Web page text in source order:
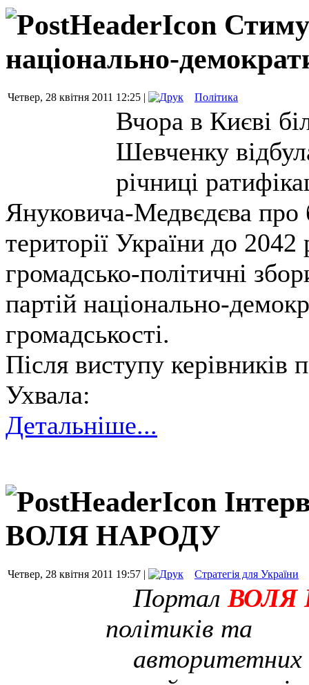
національно-
Четвер, 28 квітня 2011 12:25 | Політика
Вчора в Києві
Шевченку
річниці
Януковича-Медвєдєва про
території України до
громадсько-політичні
партій національно-
громадськості.
Після виступу керівників
Ухвала:
Детальніше...
ВОЛЯ НАРОДУ
Четвер, 28 квітня 2011 19:57 | Стратегія для України
Портал ВОЛЯ
політиків та
авторитетних